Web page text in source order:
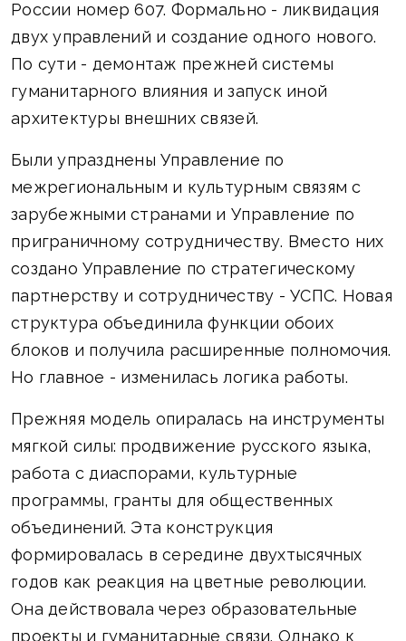
России номер 607. Формально - ликвидация
двух управлений и создание одного нового.
По сути - демонтаж прежней системы
гуманитарного влияния и запуск иной
архитектуры внешних связей.
Были упразднены Управление по
межрегиональным и культурным связям с
зарубежными странами и Управление по
приграничному сотрудничеству. Вместо них
создано Управление по стратегическому
партнерству и сотрудничеству - УСПС. Новая
структура объединила функции обоих
блоков и получила расширенные полномочия.
Но главное - изменилась логика работы.
Прежняя модель опиралась на инструменты
мягкой силы: продвижение русского языка,
работа с диаспорами, культурные
программы, гранты для общественных
объединений. Эта конструкция
формировалась в середине двухтысячных
годов как реакция на цветные революции.
Она действовала через образовательные
проекты и гуманитарные связи. Однако к